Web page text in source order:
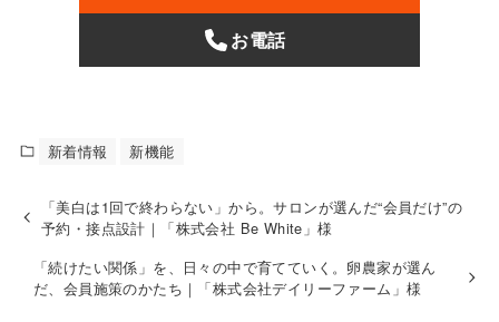
お電話
新着情報 新機能
「美白は1回で終わらない」から。サロンが選んだ“会員だけ”の
予約・接点設計｜「株式会社 Be White」様
「続けたい関係」を、日々の中で育てていく。卵農家が選ん
だ、会員施策のかたち｜「株式会社デイリーファーム」様